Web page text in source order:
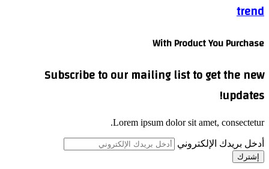
trend
With Product You Purchase
Subscribe to our mailing list to get the new
updates!
Lorem ipsum dolor sit amet, consectetur.
أدخل بريدك الإلكتروني